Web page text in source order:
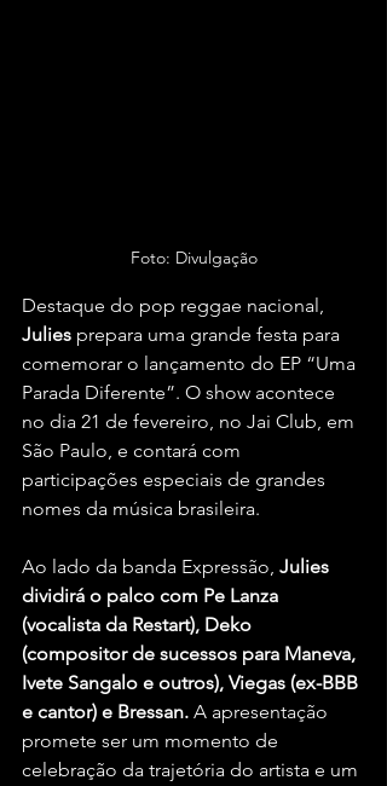
Foto: Divulgação
Destaque do pop reggae nacional,
Julies prepara uma grande festa para
comemorar o lançamento do EP “Uma
Parada Diferente”. O show acontece
no dia 21 de fevereiro, no Jai Club, em
São Paulo, e contará com
participações especiais de grandes
nomes da música brasileira.
Ao lado da banda Expressão, Julies
dividirá o palco com Pe Lanza
(vocalista da Restart), Deko
(compositor de sucessos para Maneva,
Ivete Sangalo e outros), Viegas (ex-BBB
e cantor) e Bressan. A apresentação
promete ser um momento de
celebração da trajetória do artista e um